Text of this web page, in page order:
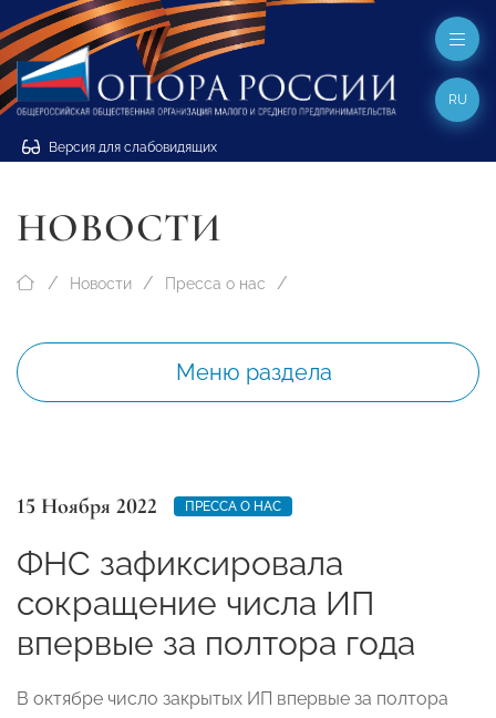
Версия для слабовидящих
RU
НОВОСТИ
Новости Пресса о нас
Меню раздела
15 Ноября 2022 ПРЕССА О НАС
ФНС зафиксировала
сокращение числа ИП
впервые за полтора года
В октябре число закрытых ИП впервые за полтора